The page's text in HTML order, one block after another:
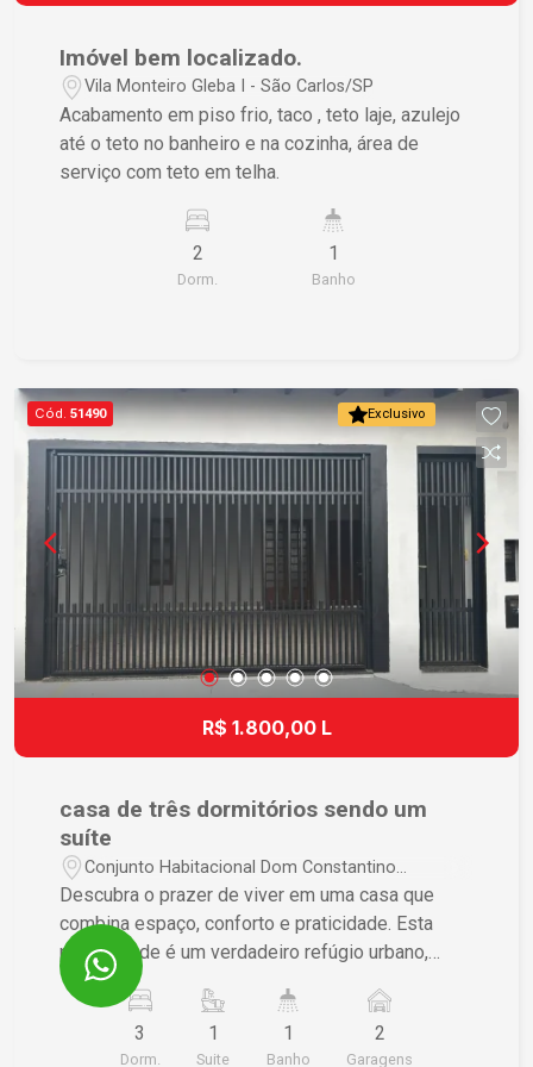
potencial de se tornar seu novo lar!
Agende uma visita e venha conhecer
pessoalmente este espaço que pode ser seu
novo lar! Contato: Para mais informações e
agendamentos, entre em contato pelo telefone
[inserir telefone] ou pelo e-mail [inserir e-mail].
novo lar espera por você!
Imóvel bem localizado.
Vila Monteiro Gleba I - São Carlos/SP
Acabamento em piso frio, taco , teto laje, azulejo
até o teto no banheiro e na cozinha, área de
serviço com teto em telha.
2
Dorm.
1
Banho
Exclusivo
Cód. 51490
R$ 1.800,00 L
casa de três dormitórios sendo um
suíte
Conjunto Habitacional Dom Constantino
Amstalden - São Carlos/SP
Descubra o prazer de viver em uma casa que
combina espaço, conforto e praticidade. Esta
propriedade é um verdadeiro refúgio urbano,
projetado para atender às suas necessidades e
melhorar sua qualidade de vida diária.
Características do Imóvel ? 3 dormitórios,
3
Dorm.
1
Suite
1
Banho
2
Garagens